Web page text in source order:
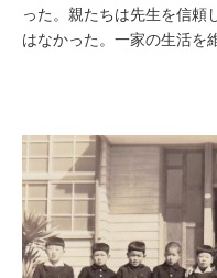
った。親たちは先生を信頼
はなかった。一家の生活を